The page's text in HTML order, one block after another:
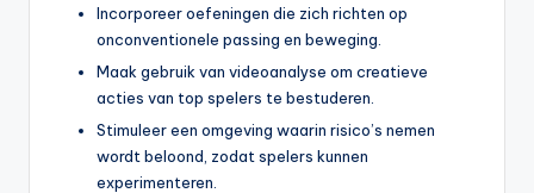
Incorporeer oefeningen die zich richten op
onconventionele passing en beweging.
Maak gebruik van videoanalyse om creatieve
acties van top spelers te bestuderen.
Stimuleer een omgeving waarin risico’s nemen
wordt beloond, zodat spelers kunnen
experimenteren.